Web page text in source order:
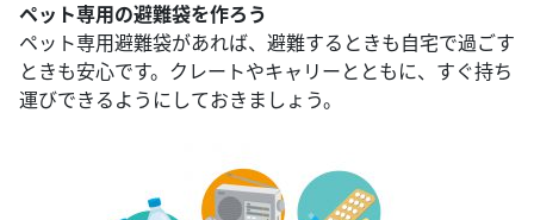
ペット専用の避難袋を作ろう
ペット専用避難袋があれば、避難するときも自宅で過ごす
ときも安心です。クレートやキャリーとともに、すぐ持ち
運びできるようにしておきましょう。